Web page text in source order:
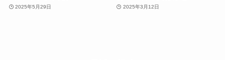
2025年5月29日 2025年3月12日